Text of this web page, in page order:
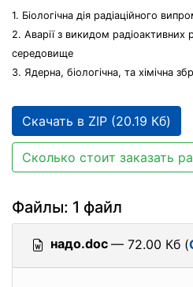
1. Біологічна дія радіаційного
2. Аварії з викидом радіоактивних
середовище
3. Ядерна, біологічна, та хімічна
Скачать в ZIP (20.19 Кб)
Сколько стоит заказать
Файлы: 1 файл
надо.doc — 72.00 Кб (